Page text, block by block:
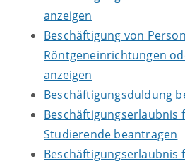
anzeigen
Beschäftigung von
Röntgeneinrichtungen
anzeigen
Beschäftigungsduldung
Beschäftigungserlaubnis
Studierende beantragen
Beschäftigungserlaubnis